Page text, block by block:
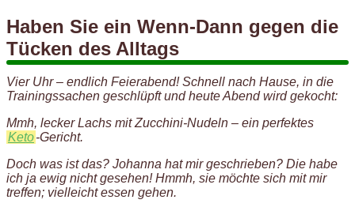
Haben Sie ein Wenn-Dann gegen die
Tücken des Alltags
Vier Uhr – endlich Feierabend! Schnell nach Hause, in die
Trainingssachen geschlüpft und heute Abend wird gekocht:
Mmh, lecker Lachs mit Zucchini-Nudeln – ein perfektes
Keto-Gericht.
Doch was ist das? Johanna hat mir geschrieben? Die habe
ich ja ewig nicht gesehen! Hmmh, sie möchte sich mit mir
treffen; vielleicht essen gehen.